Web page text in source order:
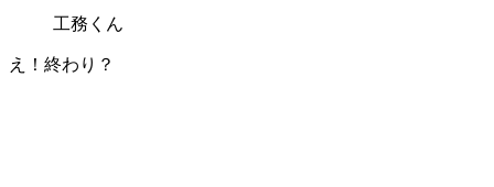
工務くん
え！終わり？